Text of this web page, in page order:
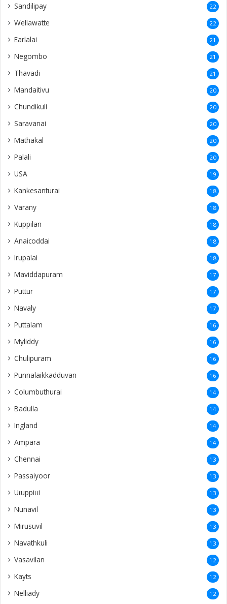
Sandilipay 22
Wellawatte 22
Earlalai 21
Negombo 21
Thavadi 21
Mandaitivu 20
Chundikuli 20
Saravanai 20
Mathakal 20
Palali 20
USA 19
Kankesanturai 18
Varany 18
Kuppilan 18
Anaicoddai 18
Irupalai 18
Maviddapuram 17
Puttur 17
Navaly 17
Puttalam 16
Myliddy 16
Chulipuram 16
Punnalaikkadduvan 16
Columbuthurai 14
Badulla 14
Ingland 14
Ampara 14
Chennai 13
Passaiyoor 13
Uṭuppiṭṭi 13
Nunavil 13
Mirusuvil 13
Navathkuli 13
Vasavilan 12
Kayts 12
Nelliady 12